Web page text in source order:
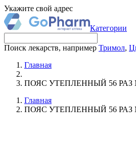
Укажите свой адрес
Категории
Поиск лекарств, например Тримол,
Главная
ПОЯС УТЕПЛЕННЫЙ 56 РАЗ
Главная
ПОЯС УТЕПЛЕННЫЙ 56 РАЗ